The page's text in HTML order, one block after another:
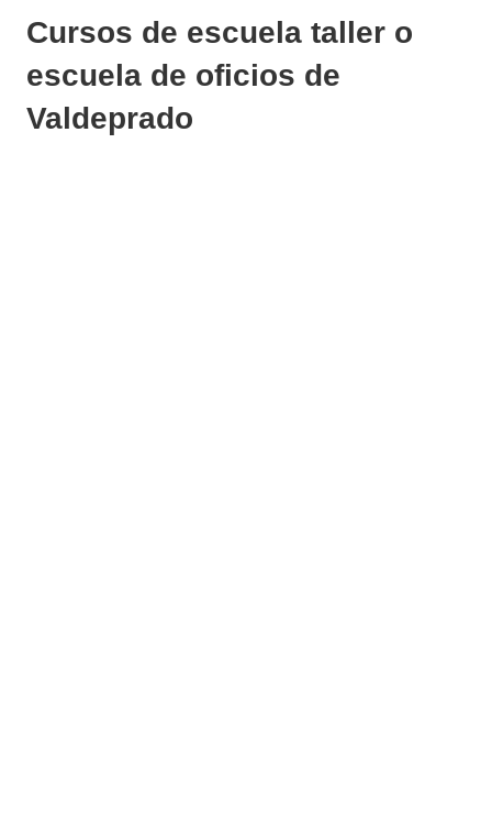
Cursos de escuela taller o
escuela de oficios de
Valdeprado